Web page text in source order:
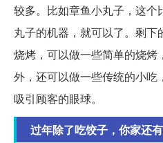
较多。比如章鱼小丸子，这
丸子的机器，就可以了。剩
烧烤，可以做一些简单的烧烤
外，还可以做一些传统的小吃
吸引顾客的眼球。
过年除了吃饺子，你家还